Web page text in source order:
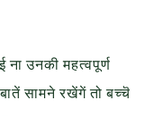
उनकी महत्वपूर्ण
सामने रखेंगें तो बच्चॆ